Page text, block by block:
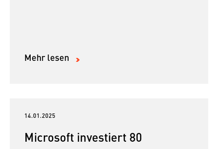
Mehr lesen
14.01.2025
Microsoft investiert 80